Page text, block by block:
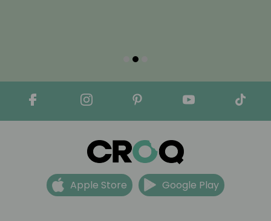
Apple Store Google Play